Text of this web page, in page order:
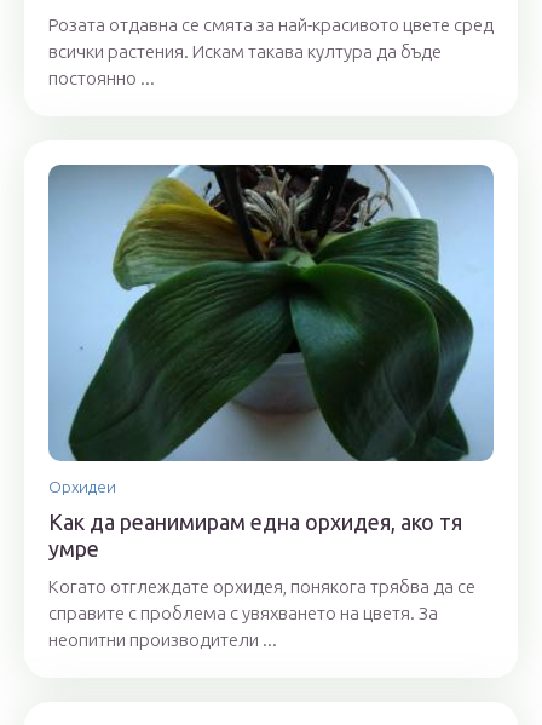
Розата отдавна се смята за най-красивото цвете сред
всички растения. Искам такава култура да бъде
постоянно ...
Орхидеи
Как да реанимирам една орхидея, ако тя
умре
Когато отглеждате орхидея, понякога трябва да се
справите с проблема с увяхването на цветя. За
неопитни производители ...